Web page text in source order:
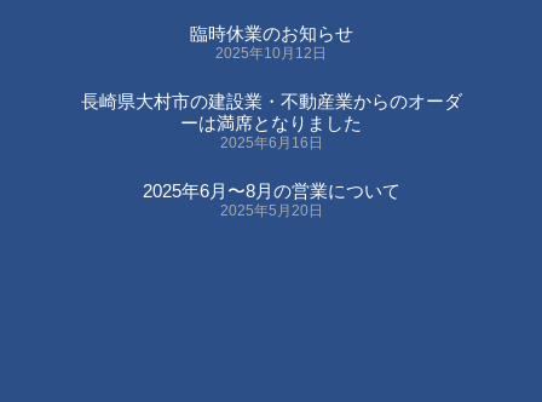
臨時休業のお知らせ
2025年10月12日
長崎県大村市の建設業・不動産業からのオーダ
ーは満席となりました
2025年6月16日
2025年6月〜8月の営業について
2025年5月20日